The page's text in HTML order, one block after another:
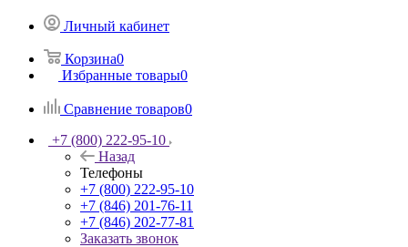
Личный кабинет
Корзина0
Избранные товары0
Сравнение товаров0
+7 (800) 222-95-10
Назад
Телефоны
+7 (800) 222-95-10
+7 (846) 201-76-11
+7 (846) 202-77-81
Заказать звонок